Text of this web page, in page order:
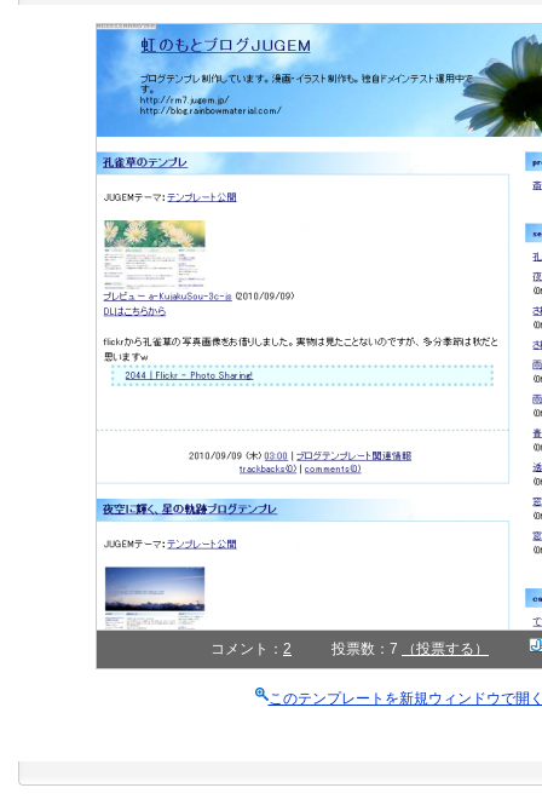
コメント： 2 投票数：7 （投票する）
このテンプレートを新規ウィンドウで開